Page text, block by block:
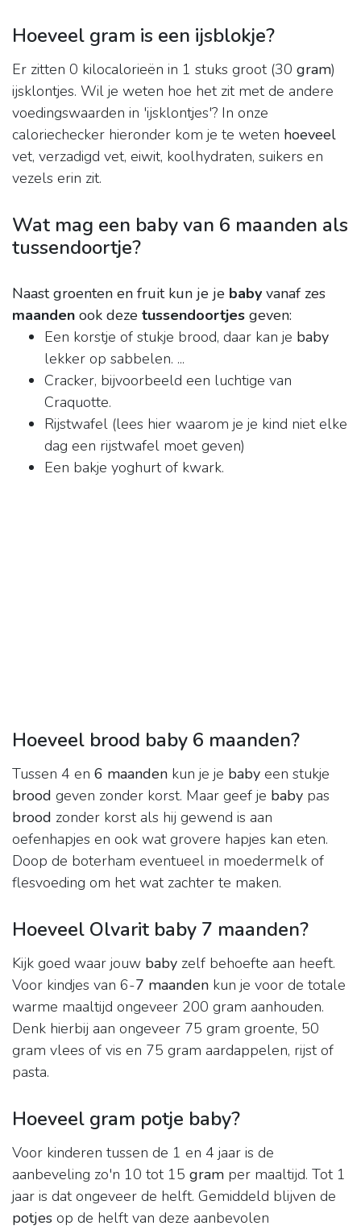
Hoeveel gram is een ijsblokje?
Er zitten 0 kilocalorieën in 1 stuks groot (30 gram)
ijsklontjes. Wil je weten hoe het zit met de andere
voedingswaarden in 'ijsklontjes'? In onze
caloriechecker hieronder kom je te weten hoeveel
vet, verzadigd vet, eiwit, koolhydraten, suikers en
vezels erin zit.
Wat mag een baby van 6 maanden als
tussendoortje?
Naast groenten en fruit kun je je baby vanaf zes
maanden ook deze tussendoortjes geven:
Een korstje of stukje brood, daar kan je baby
lekker op sabbelen. ...
Cracker, bijvoorbeeld een luchtige van
Craquotte.
Rijstwafel (lees hier waarom je je kind niet elke
dag een rijstwafel moet geven)
Een bakje yoghurt of kwark.
Hoeveel brood baby 6 maanden?
Tussen 4 en 6 maanden kun je je baby een stukje
brood geven zonder korst. Maar geef je baby pas
brood zonder korst als hij gewend is aan
oefenhapjes en ook wat grovere hapjes kan eten.
Doop de boterham eventueel in moedermelk of
flesvoeding om het wat zachter te maken.
Hoeveel Olvarit baby 7 maanden?
Kijk goed waar jouw baby zelf behoefte aan heeft.
Voor kindjes van 6-7 maanden kun je voor de totale
warme maaltijd ongeveer 200 gram aanhouden.
Denk hierbij aan ongeveer 75 gram groente, 50
gram vlees of vis en 75 gram aardappelen, rijst of
pasta.
Hoeveel gram potje baby?
Voor kinderen tussen de 1 en 4 jaar is de
aanbeveling zo'n 10 tot 15 gram per maaltijd. Tot 1
jaar is dat ongeveer de helft. Gemiddeld blijven de
potjes op de helft van deze aanbevolen